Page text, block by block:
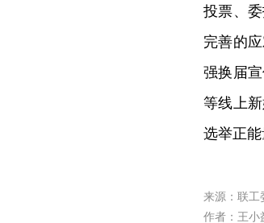
投票、
完善的
强换届
等线上
选举正能
来源：联工
作者：王小